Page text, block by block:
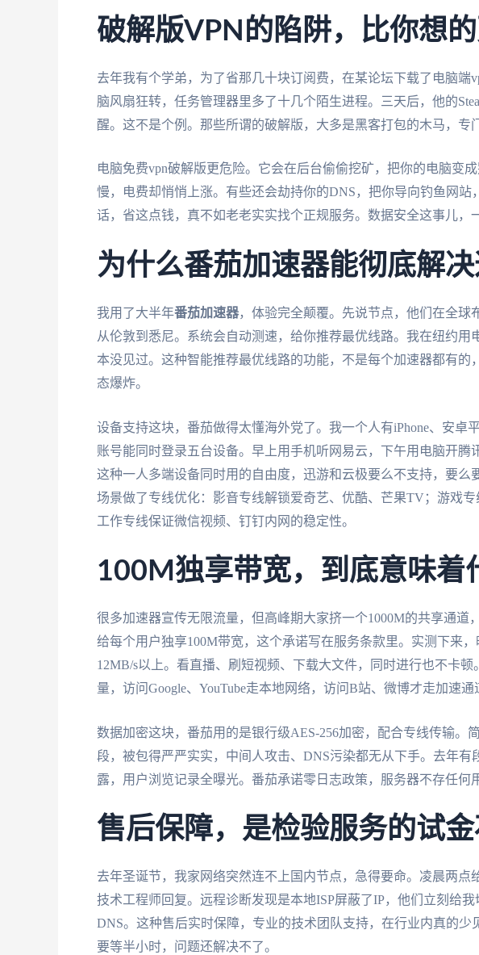
破解版VPN的陷阱，比你想
去年我有个学弟，为了省那几十块订阅费，在某论坛下载了电脑端
脑风扇狂转，任务管理器里多了十几个陌生进程。三天后，他的
醒。这不是个例。那些所谓的破解版，大多是黑客打包的木马，专
电脑免费vpn破解版更危险。它会在后台偷偷挖矿，把你的电脑变
慢，电费却悄悄上涨。有些还会劫持你的DNS，把你导向钓鱼网站
话，省这点钱，真不如老老实实找个正规服务。数据安全这事儿，
为什么番茄加速器能彻底解
我用了大半年番茄加速器，体验完全颠覆。先说节点，他们在全球
从伦敦到悉尼。系统会自动测速，给你推荐最优线路。我在纽约
本没见过。这种智能推荐最优线路的功能，不是每个加速器都有的
态爆炸。
设备支持这块，番茄做得太懂海外党了。我一个人有iPhone、安卓
账号能同时登录五台设备。早上用手机听网易云，下午用电脑开腾
这种一人多端设备同时用的自由度，迅游和云极要么不支持，要么
场景做了专线优化：影音专线解锁爱奇艺、优酷、芒果TV；游戏
工作专线保证微信视频、钉钉内网的稳定性。
100M独享带宽，到底意味着
很多加速器宣传无限流量，但高峰期大家挤一个1000M的共享通道
给每个用户独享100M带宽，这个承诺写在服务条款里。实测下来
12MB/s以上。看直播、刷短视频、下载大文件，同时进行也不卡
量，访问Google、YouTube走本地网络，访问B站、微博才走加速
数据加密这块，番茄用的是银行级AES-256加密，配合专线传输。
段，被包得严严实实，中间人攻击、DNS污染都无从下手。去年
露，用户浏览记录全曝光。番茄承诺零日志政策，服务器不存任何
售后保障，是检验服务的试金
去年圣诞节，我家网络突然连不上国内节点，急得要命。凌晨两点
技术工程师回复。远程诊断发现是本地ISP屏蔽了IP，他们立刻给
DNS。这种售后实时保障，专业的技术团队支持，在行业内真的少
要等半小时，问题还解决不了。